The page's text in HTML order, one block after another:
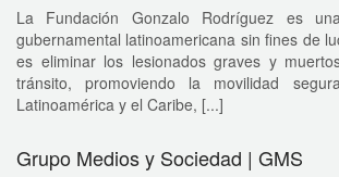
La Fundación Gonzalo Rodríguez es
gubernamental latinoamericana sin fines de
es eliminar los lesionados graves y
tránsito, promoviendo la movilidad
Latinoamérica y el Caribe, [...]
Grupo Medios y Sociedad | GMS